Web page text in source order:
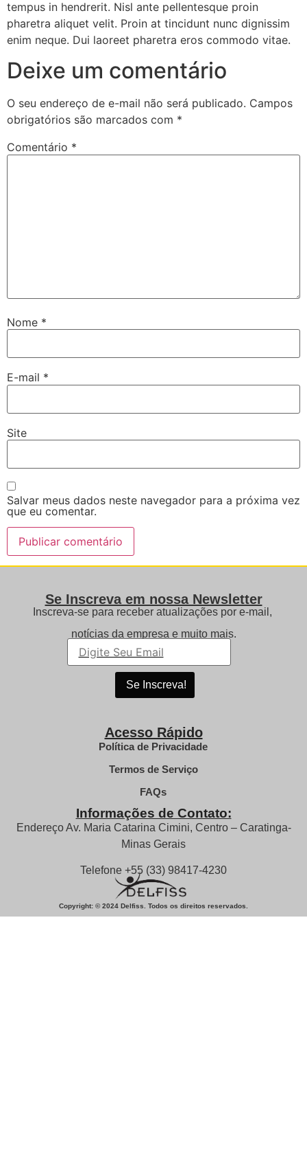
tempus in hendrerit. Nisl ante pellentesque proin
pharetra aliquet velit. Proin at tincidunt nunc dignissim
enim neque. Dui laoreet pharetra eros commodo vitae.
Deixe um comentário
O seu endereço de e-mail não será publicado. Campos
obrigatórios são marcados com *
Comentário *
Nome *
E-mail *
Site
Salvar meus dados neste navegador para a próxima vez
que eu comentar.
Se Inscreva em nossa Newsletter
Inscreva-se para receber atualizações por e-mail,
notícias da empresa e muito mais.
Acesso Rápido
Política de Privacidade
Termos de Serviço
FAQs
Informações de Contato:
Endereço Av. Maria Catarina Cimini, Centro – Caratinga-
Minas Gerais
Telefone +55 (33) 98417-4230
Copyright: © 2024 Delfiss. Todos os direitos reservados.